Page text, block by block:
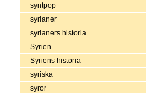
syntpop
syrianer
syrianers historia
Syrien
Syriens historia
syriska
syror